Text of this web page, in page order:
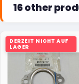
16 other
DERZEIT NICHT AUF
LAGER